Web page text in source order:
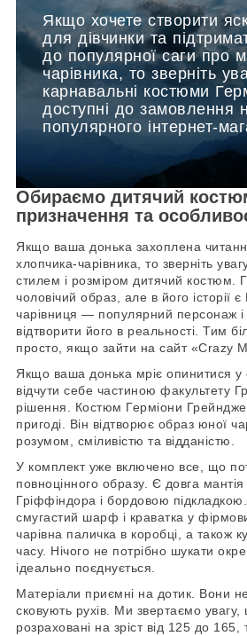
Якщо хочете створити
для дівчинки та
до популярної саги про
чарівника, то зверніть
карнавальні костюми
доступні до замовлення
популярного інтернет-
Обираємо дитячий
призначення та
Якщо ваша донька захоплена
хлопчика-чарівника, то зверніть
стилем і розміром дитячий костюм.
чоловічий образ, але в його історії
чарівниця — популярний персонаж
відтворити його в реальності. Тим
просто, якщо зайти на сайт «Crazy
Якщо ваша донька мріє опинитися у
відчути себе частиною факультету
рішення. Костюм Герміони
пригоді. Він відтворює образ юної
розумом, сміливістю та відданістю.
У комплект уже включено все, що
повноцінного образу. Є довга
Гріффіндора і бордовою
смугастий шарф і краватка у
чарівна паличка в коробці, а також
часу. Нічого не потрібно шукати
ідеально поєднується.
Матеріали приємні на дотик. Вони
сковують рухів. Ми звертаємо
розраховані на зріст від 125 до 165,